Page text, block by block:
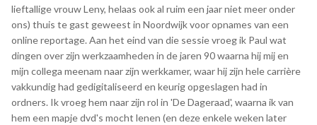
lieftallige vrouw Leny, helaas ook al ruim een jaar niet meer onder
ons) thuis te gast geweest in Noordwijk voor opnames van een
online reportage. Aan het eind van die sessie vroeg ik Paul wat
dingen over zijn werkzaamheden in de jaren 90 waarna hij mij en
mijn collega meenam naar zijn werkkamer, waar hij zijn hele carrière
vakkundig had gedigitaliseerd en keurig opgeslagen had in
ordners. Ik vroeg hem naar zijn rol in 'De Dageraad', waarna ik van
hem een mapje dvd's mocht lenen (en deze enkele weken later